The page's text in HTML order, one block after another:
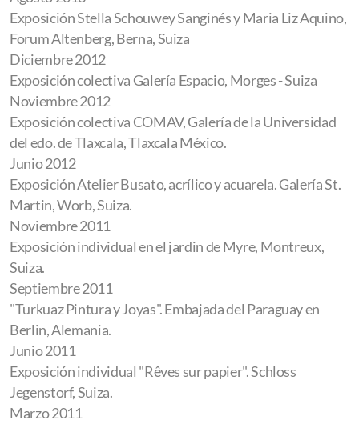
Exposición Stella Schouwey Sanginés y Maria Liz Aquino,
Forum Altenberg, Berna, Suiza
Diciembre 2012
Exposición colectiva Galería Espacio, Morges - Suiza
Noviembre 2012
Exposición colectiva COMAV, Galería de la Universidad
del edo. de Tlaxcala, Tlaxcala México.
Junio 2012
Exposición Atelier Busato, acrílico y acuarela. Galería St.
Martin, Worb, Suiza.
Noviembre 2011
Exposición individual en el jardin de Myre, Montreux,
Suiza.
Septiembre 2011
"Turkuaz Pintura y Joyas". Embajada del Paraguay en
Berlin, Alemania.
Junio 2011
Exposición individual "Rêves sur papier". Schloss
Jegenstorf, Suiza.
Marzo 2011